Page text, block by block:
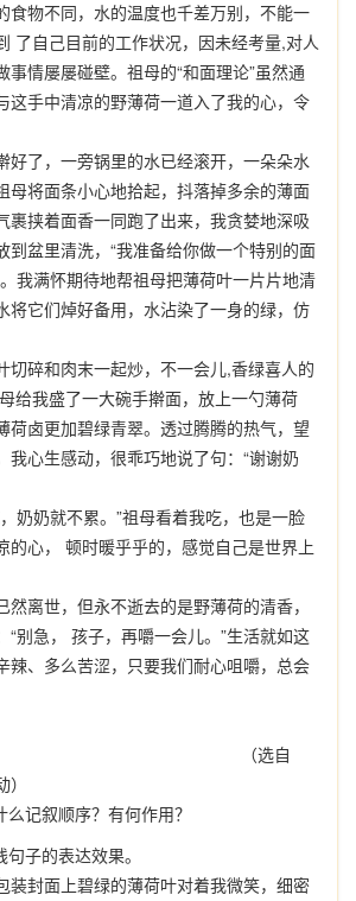
食物不同，水的温度也千差万别，不能一
了自己目前的工作状况，因未经考量,对人
事情屡屡碰壁。祖母的“和面理论”虽然通
这手中清凉的野薄荷一道入了我的心，令
了，一旁锅里的水已经滚开，一朵朵水
母将面条小心地拾起，抖落掉多余的薄面
裹挟着面香一同跑了出来，我贪婪地深吸
到盆里清洗，“我准备给你做一个特别的面
我满怀期待地帮祖母把薄荷叶一片片地清
将它们焯好备用，水沾染了一身的绿，仿
碎和肉末一起炒，不一会儿,香绿喜人的
给我盛了一大碗手擀面，放上一勺薄荷
荷卤更加碧绿青翠。透过腾腾的热气，望
我心生感动，很乖巧地说了句：“谢谢奶
奶就不累。”祖母看着我吃，也是一脸
的心， 顿时暖乎乎的，感觉自己是世界上
世，但永不逝去的是野薄荷的清香，
“别急， 孩子，再嚼一会儿。”生活就如这
辣、多么苦涩，只要我们耐心咀嚼，总会
选自
么记叙顺序？有何作用？
句子的表达效果。
装封面上碧绿的薄荷叶对着我微笑，细密